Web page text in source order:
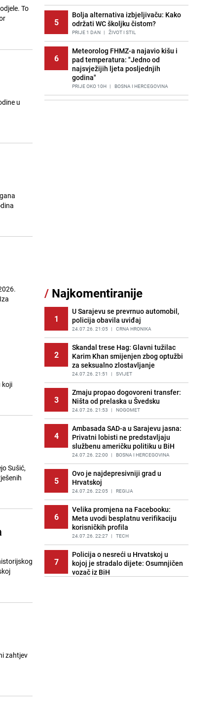
To
u
koji
Sušić,
zahtjev
5
Bolja alternativa izbjeljivaču: Kako
održati WC školjku čistom?
PRIJE 1 DAN | ŽIVOT I STIL
6
Meteorolog FHMZ-a najavio kišu i
pad temperatura: "Jedno od
najsvježijih ljeta posljednjih
godina"
PRIJE OKO 10H | BOSNA I HERCEGOVINA
11
Kao iz slastičarne: Rolada od
čokolade i kokosa bez pečenja,
jednostavan desert bez imalo muke
PRIJE 2 DANA | RECEPTI
12
Tajna savršenog makedonskog
ajvara: Stari recept za kremast i
bogat okus
PRIJE 2 DANA | RECEPTI
13
Tuga potresla grad na Uni:
Preminula Lejla Muhić (39),
sugrađani u nevjerici
PRIJE 2 DANA | BOSNA I HERCEGOVINA
14
Borba trajala satima: Pogledajte
'grdosiju' od skoro tri metra koju su
braća izvukla iz mora
PRIJE 2 DANA | SVIJET
15
Cijela regija čeka njegovu
progonozu: Poznati meteorolog
najavljuje veću promjenu vremena
PRIJE OKO 5H | REGIJA
/ Najkomentiranije
1
U Sarajevu se prevrnuo automobil,
policija obavila uviđaj
24.07.26. 21:05 | CRNA HRONIKA
2
Skandal trese Hag: Glavni tužilac
Karim Khan smijenjen zbog optužbi
za seksualno zlostavljanje
24.07.26. 21:51 | SVIJET
3
Zmaju propao dogovoreni transfer:
Ništa od prelaska u Švedsku
24.07.26. 21:53 | NOGOMET
4
Ambasada SAD-a u Sarajevu jasna:
Privatni lobisti ne predstavljaju
službenu američku politiku u BiH
24.07.26. 22:00 | BOSNA I HERCEGOVINA
5
Ovo je najdepresivniji grad u
Hrvatskoj
24.07.26. 22:05 | REGIJA
6
Velika promjena na Facebooku:
Meta uvodi besplatnu verifikaciju
korisničkih profila
24.07.26. 22:27 | TECH
7
Policija o nesreći u Hrvatskoj u
kojoj je stradalo dijete: Osumnjičen
vozač iz BiH